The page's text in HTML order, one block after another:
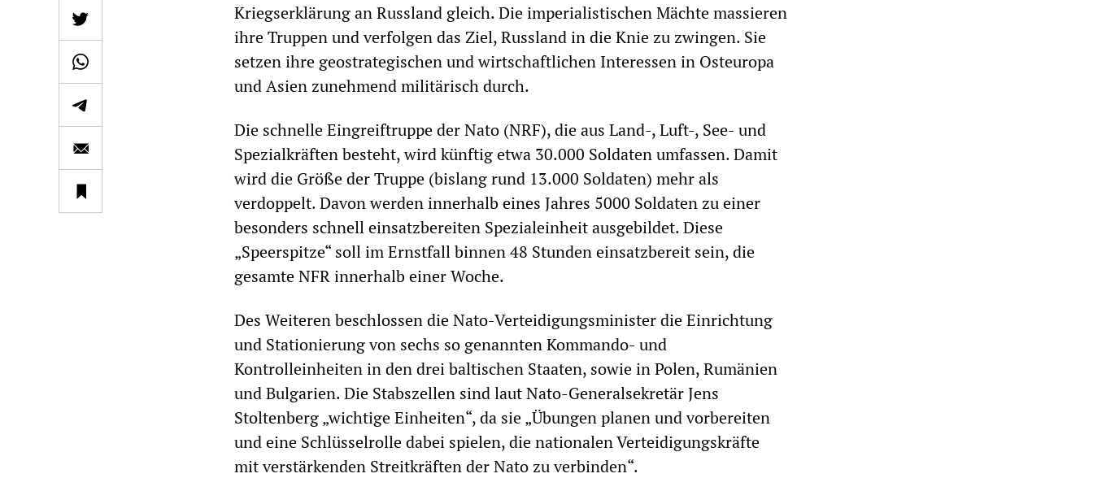
Kriegserklärung an Russland gleich. Die imperialistischen Mächte massieren
ihre Truppen und verfolgen das Ziel, Russland in die Knie zu zwingen. Sie
setzen ihre geostrategischen und wirtschaftlichen Interessen in Osteuropa
und Asien zunehmend militärisch durch.
Die schnelle Eingreiftruppe der Nato (NRF), die aus Land-, Luft-, See- und
Spezialkräften besteht, wird künftig etwa 30.000 Soldaten umfassen. Damit
wird die Größe der Truppe (bislang rund 13.000 Soldaten) mehr als
verdoppelt. Davon werden innerhalb eines Jahres 5000 Soldaten zu einer
besonders schnell einsatzbereiten Spezialeinheit ausgebildet. Diese
„Speerspitze“ soll im Ernstfall binnen 48 Stunden einsatzbereit sein, die
gesamte NFR innerhalb einer Woche.
Des Weiteren beschlossen die Nato-Verteidigungsminister die Einrichtung
und Stationierung von sechs so genannten Kommando- und
Kontrolleinheiten in den drei baltischen Staaten, sowie in Polen, Rumänien
und Bulgarien. Die Stabszellen sind laut Nato-Generalsekretär Jens
Stoltenberg „wichtige Einheiten“, da sie „Übungen planen und vorbereiten
und eine Schlüsselrolle dabei spielen, die nationalen Verteidigungskräfte
mit verstärkenden Streitkräften der Nato zu verbinden“.